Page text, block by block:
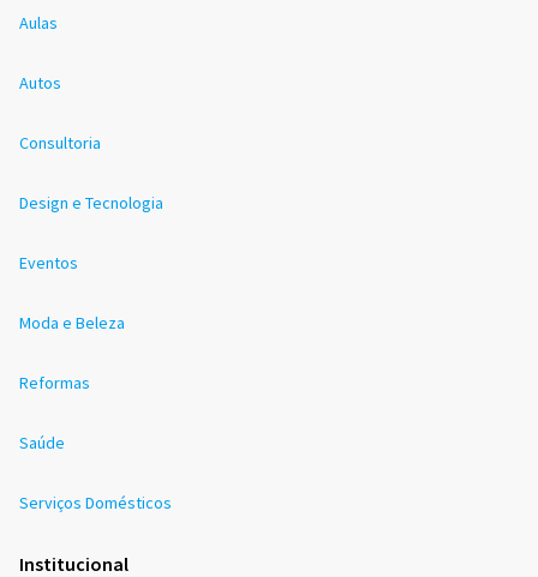
Aulas
Autos
Consultoria
Design e Tecnologia
Eventos
Moda e Beleza
Reformas
Saúde
Serviços Domésticos
Institucional